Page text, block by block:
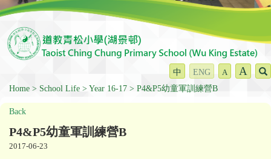
中 ENG A A
Home School Life Year 16-17 P4&P5幼童軍訓練營B
Back
P4&P5幼童軍訓練營B
2017-06-23